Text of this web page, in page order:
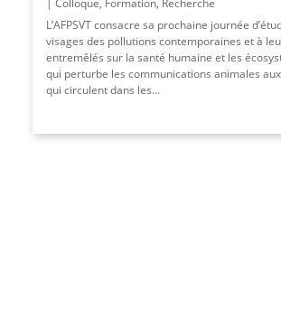
Colloque, Formation, Recherche
L’AFPSVT consacre sa prochaine journée
visages des pollutions contemporaines et à
entremêlés sur la santé humaine et les
qui perturbe les communications animales
qui circulent dans les...